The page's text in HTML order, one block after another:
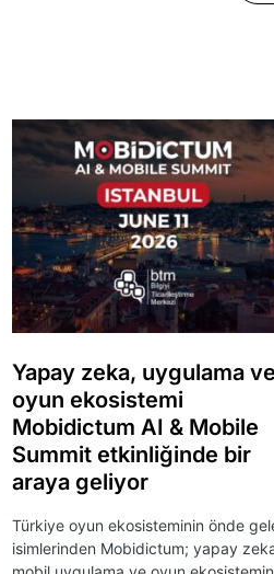
Yapay zeka, uygulama ve
oyun ekosistemi
Mobidictum AI & Mobile
Summit etkinliğinde bir
araya geliyor
Türkiye oyun ekosisteminin önde
isimlerinden Mobidictum; yapay